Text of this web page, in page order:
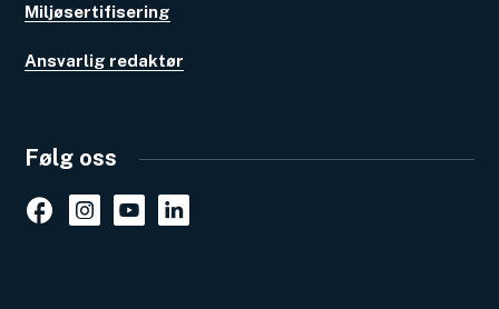
Miljøsertifisering
Ansvarlig redaktør
Følg oss
FacebookInstagramYoutubeLinkedin